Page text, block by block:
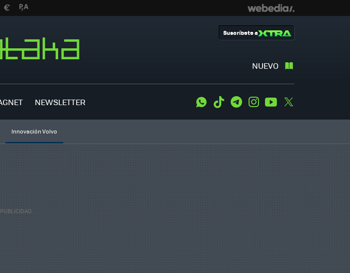
NUEVO
Suscríbete a
NEWSLETTER WhatsApp
Tiktok TelegramInstagramYoutube
Innovación Volvo